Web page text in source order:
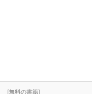
[無料の書籍]